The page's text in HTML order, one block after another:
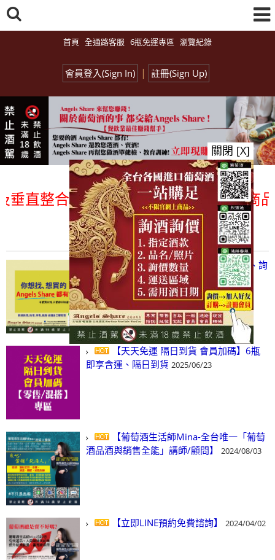
首頁 全通路客服 6瓶免運專區 瀏覽紀錄
會員登入(Sign In) | 註冊(Sign Up)
整合、一次購足」各國進口酒類商品
總覽-促銷&活動
all events
【凡酒問Angels Share】線上選酒、詢
(尋)酒、詢價、零售、批發，看這裡!
2024/03/01
【天天免運 隔日到貨 會員加碼】6瓶
即享含運、隔日到貨 2025/06/23
【葡萄酒生活師Mina-全台唯一「葡萄
酒品酒與銷售全能」講師/顧問】
2024/08/03
【立即LINE預約免費諮詢】 2024/04/02
關閉 [X]